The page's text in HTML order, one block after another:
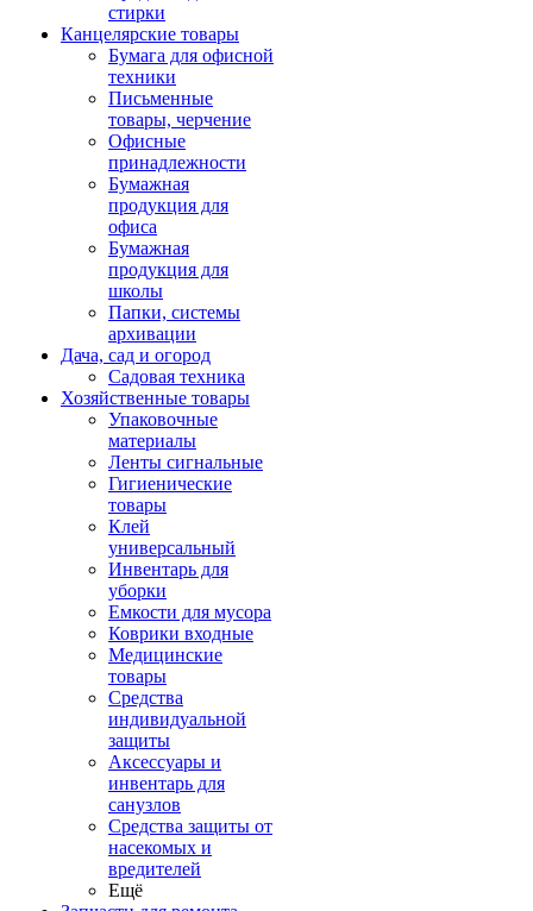
стирки
Канцелярские товары
Бумага для офисной
техники
Письменные
товары, черчение
Офисные
принадлежности
Бумажная
продукция для
офиса
Бумажная
продукция для
школы
Папки, системы
архивации
Дача, сад и огород
Садовая техника
Хозяйственные товары
Упаковочные
материалы
Ленты сигнальные
Гигиенические
товары
Клей
универсальный
Инвентарь для
уборки
Емкости для мусора
Коврики входные
Медицинские
товары
Средства
индивидуальной
защиты
Аксессуары и
инвентарь для
санузлов
Средства защиты от
насекомых и
вредителей
Ещё